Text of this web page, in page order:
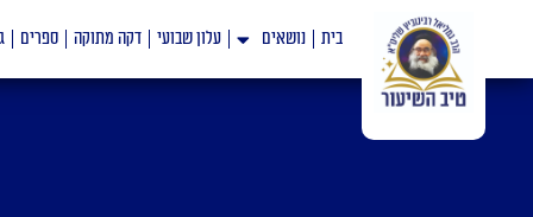
בית נושאים עלון שבועי דקה מתוקה ספרים